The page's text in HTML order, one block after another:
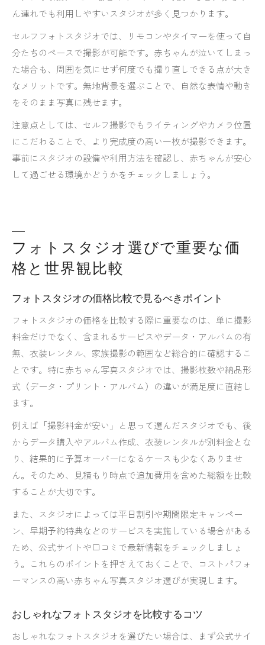
ん連れでも利用しやすいスタジオが多く見つかります。
セルフフォトスタジオでは、リモコンやタイマーを使って自
分たちのペースで撮影が可能です。赤ちゃんが泣いてしまっ
た場合も、周囲を気にせず何度でも撮り直しできる点が大き
なメリットです。無地背景を選ぶことで、自然な表情や動き
をそのまま写真に残せます。
注意点としては、セルフ撮影でもライティングやカメラ位置
にこだわることで、より完成度の高い一枚が撮影できます。
事前にスタジオの設備や利用方法を確認し、赤ちゃんが安心
して過ごせる環境かどうかをチェックしましょう。
フォトスタジオ選びで重要な価
格と世界観比較
フォトスタジオの価格比較で見るべきポイント
フォトスタジオの価格を比較する際に重要なのは、単に撮影
料金だけでなく、含まれるサービスやデータ・アルバムの有
無、衣装レンタル、家族撮影の範囲など総合的に確認するこ
とです。特に赤ちゃん写真スタジオでは、撮影枚数や納品形
式（データ・プリント・アルバム）の違いが満足度に直結し
ます。
例えば「撮影料金が安い」と思って選んだスタジオでも、後
からデータ購入やアルバム作成、衣装レンタルが別料金とな
り、結果的に予算オーバーになるケースも少なくありませ
ん。そのため、見積もり時点で追加費用を含めた総額を比較
することが大切です。
また、スタジオによっては平日割引や期間限定キャンペー
ン、早期予約特典などのサービスを実施している場合がある
ため、公式サイトや口コミで最新情報をチェックしましょ
う。これらのポイントを押さえておくことで、コストパフォ
ーマンスの高い赤ちゃん写真スタジオ選びが実現します。
おしゃれなフォトスタジオを比較するコツ
おしゃれなフォトスタジオを選びたい場合は、まず公式サイ